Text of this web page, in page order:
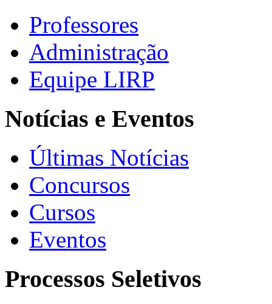
Professores
Administração
Equipe LIRP
Notícias e Eventos
Últimas Notícias
Concursos
Cursos
Eventos
Processos Seletivos